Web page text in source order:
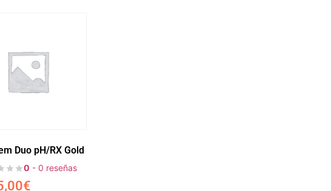
Duo pH/RX Gold
0 - 0 reseñas
€